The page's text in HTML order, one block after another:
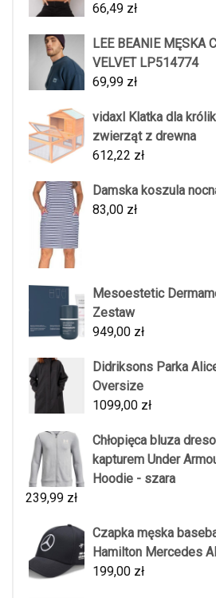
66,49 zł
LEE BEANIE MĘSKA
VELVET LP514774
69,99 zł
vidaxl Klatka dla
zwierząt z drewna
612,22 zł
Damska koszula
83,00 zł
Mesoestetic
Zestaw
949,00 zł
Didriksons Parka
Oversize
1099,00 zł
Chłopięca bluza
kapturem Under
Hoodie - szara
239,99 zł
Czapka męska
Hamilton Mercedes
199,00 zł